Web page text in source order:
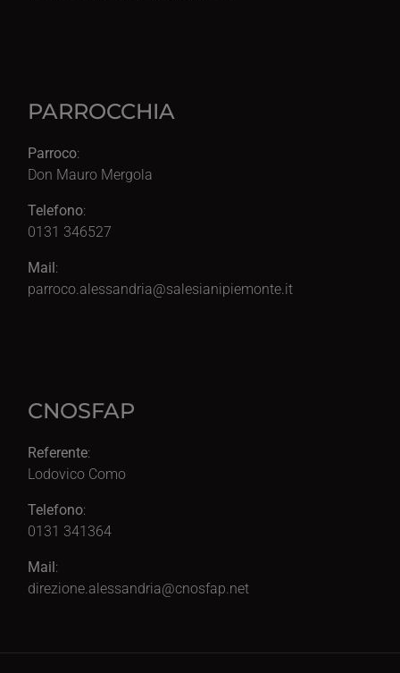
PARROCCHIA
Parroco:
Don Mauro Mergola
Telefono:
0131 346527
Mail:
parroco.alessandria@salesianipiemonte.it
CNOSFAP
Referente:
Lodovico Como
Telefono:
0131 341364
Mail:
direzione.alessandria@cnosfap.net